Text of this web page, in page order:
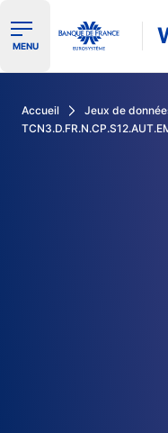
Ouvrir le menu de
MENU
Accueil Jeux de